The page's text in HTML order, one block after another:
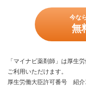
今な
無
「マイナビ薬剤師」は厚生
ご利用いただけます。
厚生労働大臣許可番号 紹